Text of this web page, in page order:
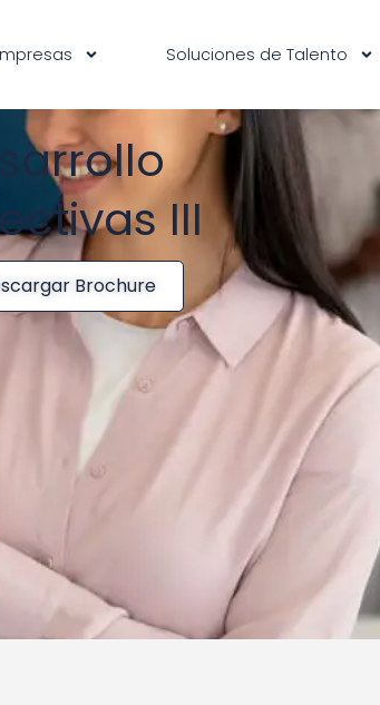
Soluciones de Talento
III
Brochure